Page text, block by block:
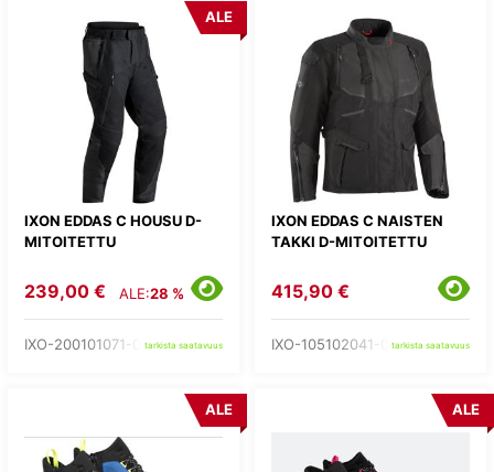
IXON EDDAS C HOUSU D-
MITOITETTU
ALE
239,00 € ALE:28 %
IXO-200101071-03-tarkista saatavuus
IXON EDDAS C NAISTEN
TAKKI D-MITOITETTU
415,90 €
IXO-105102041-03-tarkista saatavuus
ALE ALE